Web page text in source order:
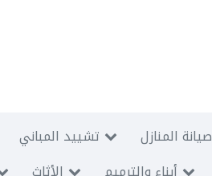
تشييد المباني صيانة المنازل